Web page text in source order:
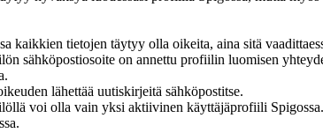
kaikkien tietojen täytyy olla oikeita, aina sitä
sähköpostiosoite on annettu profiilin luomisen
lähettää uutiskirjeitä sähköpostitse.
voi olla vain yksi aktiivinen käyttäjäprofiili